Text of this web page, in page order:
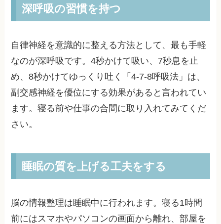
深呼吸の習慣を持つ
自律神経を意識的に整える方法として、最も手軽
なのが深呼吸です。4秒かけて吸い、7秒息を止
め、8秒かけてゆっくり吐く「4-7-8呼吸法」は、
副交感神経を優位にする効果があると言われてい
ます。寝る前や仕事の合間に取り入れてみてくだ
さい。
睡眠の質を上げる工夫をする
脳の情報整理は睡眠中に行われます。寝る1時間
前にはスマホやパソコンの画面から離れ、部屋を